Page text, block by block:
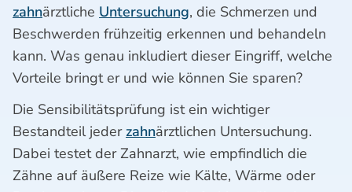
zahnärztliche Untersuchung, die Schmerzen und
Beschwerden frühzeitig erkennen und behandeln
kann. Was genau inkludiert dieser Eingriff, welche
Vorteile bringt er und wie können Sie sparen?
Die Sensibilitätsprüfung ist ein wichtiger
Bestandteil jeder zahnärztlichen Untersuchung.
Dabei testet der Zahnarzt, wie empfindlich die
Zähne auf äußere Reize wie Kälte, Wärme oder